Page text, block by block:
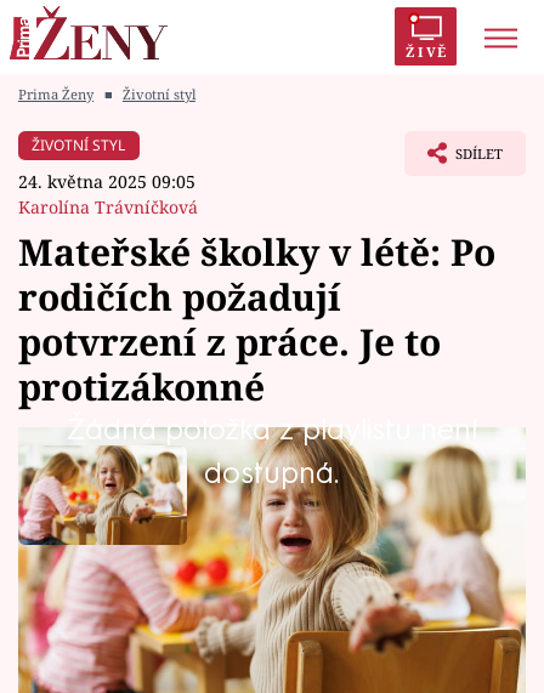
ŽIVĚ
Módní alarm
Témata
Celebrity
Vztahy
Seriály
Horoskopy
Sledujte prima+
Filmový festival Karlovy Vary
Prima Ženy ■ Životní styl
ŽIVOTNÍ STYL
24. května 2025 09:05
Karolína Trávníčková
SDÍLET
Mateřské školky v létě: Po
rodičích požadují
potvrzení z práce. Je to
protizákonné
Žádná položka z playlistu není
dostupná.
Mateřské školky přicházejí s požadavky, nad
kterými se nejeden rodič jistě pozastaví. Patří
k nim například i doklad, že rodič nedostane v